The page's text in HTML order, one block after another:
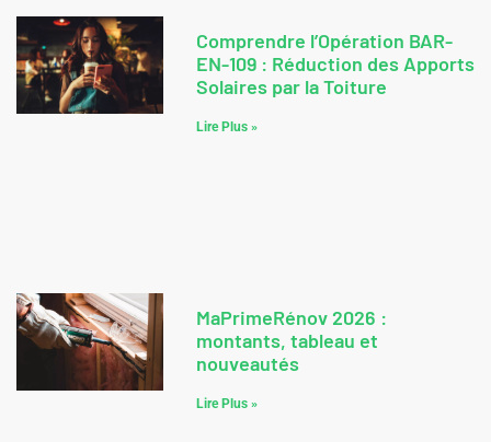
Comprendre l’Opération BAR-
EN-109 : Réduction des Apports
Solaires par la Toiture
Lire Plus »
MaPrimeRénov 2026 :
montants, tableau et
nouveautés
Lire Plus »